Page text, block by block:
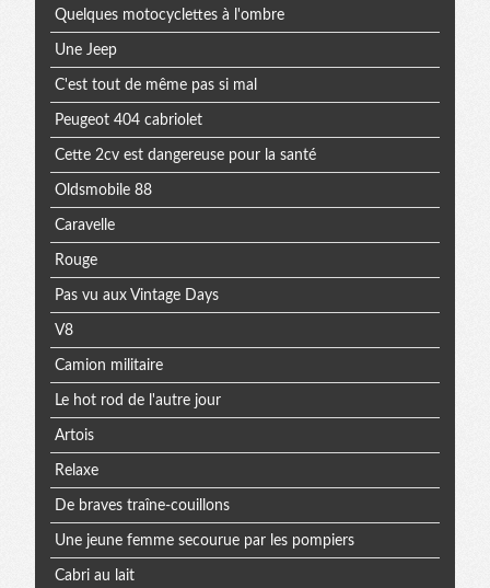
Quelques motocyclettes à l'ombre
Une Jeep
C'est tout de même pas si mal
Peugeot 404 cabriolet
Cette 2cv est dangereuse pour la santé
Oldsmobile 88
Caravelle
Rouge
Pas vu aux Vintage Days
V8
Camion militaire
Le hot rod de l'autre jour
Artois
Relaxe
De braves traîne-couillons
Une jeune femme secourue par les pompiers
Cabri au lait